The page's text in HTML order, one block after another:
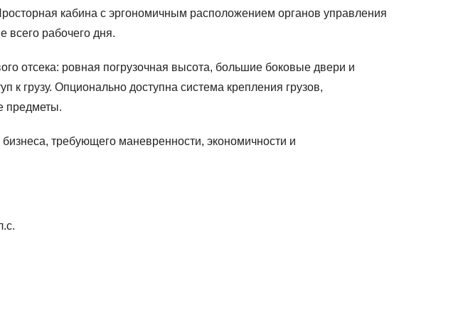
кабина с эргономичным расположением органов управления
всего рабочего дня.
отсека: ровная погрузочная высота, большие боковые двери и
к грузу. Опционально доступна система крепления грузов,
предметы.
требующего маневренности, экономичности и